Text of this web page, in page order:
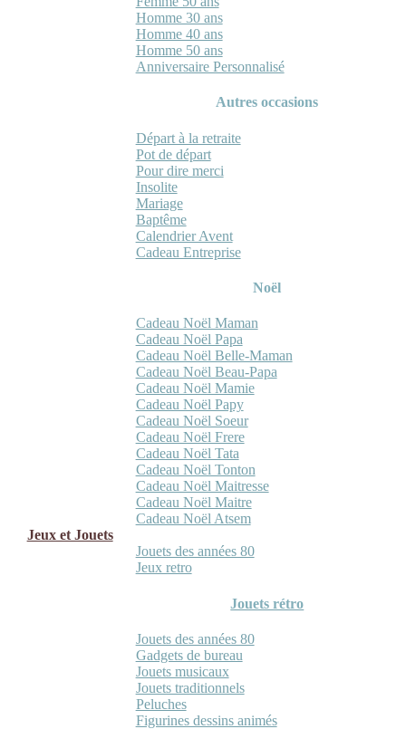
Homme 30 ans
Homme 40 ans
Homme 50 ans
Anniversaire Personnalisé
Autres occasions
Départ à la retraite
Pot de départ
Pour dire merci
Insolite
Mariage
Baptême
Calendrier Avent
Cadeau Entreprise
Noël
Cadeau Noël Maman
Cadeau Noël Papa
Cadeau Noël Belle-Maman
Cadeau Noël Beau-Papa
Cadeau Noël Mamie
Cadeau Noël Papy
Cadeau Noël Soeur
Cadeau Noël Frere
Cadeau Noël Tata
Cadeau Noël Tonton
Cadeau Noël Maitresse
Cadeau Noël Maitre
Cadeau Noël Atsem
Jeux et Jouets
Jouets des années 80
Jeux retro
Jouets rétro
Jouets des années 80
Gadgets de bureau
Jouets musicaux
Jouets traditionnels
Peluches
Figurines dessins animés